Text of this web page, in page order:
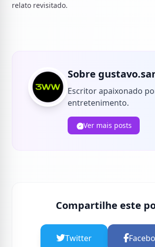
relato revisitado.
Sobre
Escritor apaixonado
entretenimento.
Ver mais posts
Compartilhe este
Twitter